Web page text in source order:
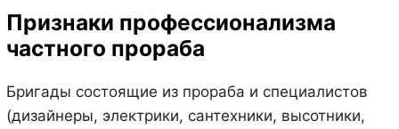
Признаки профессионализма
частного прораба
Бригады состоящие из прораба и специалистов
(дизайнеры, электрики, сантехники, высотники,